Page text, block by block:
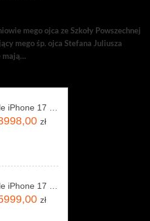
mego ojca ze Szkoły Powszechnej
mego śp. ojca Stefana Juliusza
mają…
zł
zł